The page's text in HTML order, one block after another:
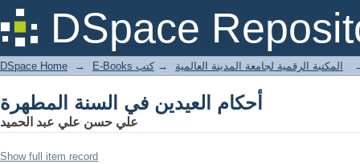
DSpace
أحكام العيدين في السنة المطهرة
DSpace Home → E-Books المكتبة الرقمية لجامعة المدينة العالمية → كتب
أحكام العيدين في السنة المطهرة
علي حسن علي عبد الحميد
Show full item record